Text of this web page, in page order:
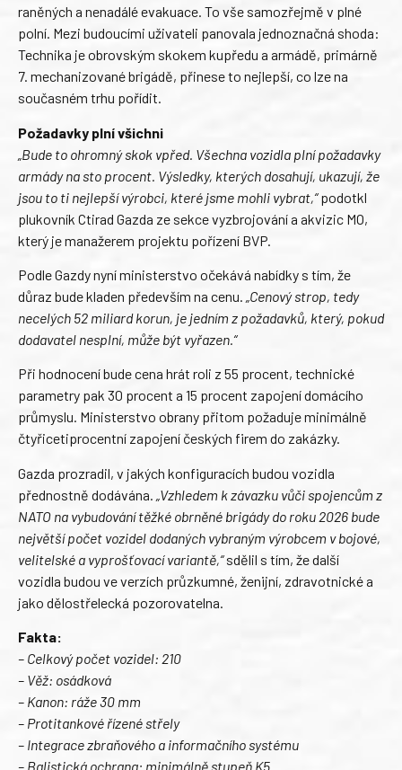
raněných a nenadálé evakuace. To vše samozřejmě v plné
polní. Mezi budoucími uživateli panovala jednoznačná shoda:
Technika je obrovským skokem kupředu a armádě, primárně
7. mechanizované brigádě, přinese to nejlepší, co lze na
současném trhu pořídit.
Požadavky plní všichni
„Bude to ohromný skok vpřed. Všechna vozidla plní požadavky
armády na sto procent. Výsledky, kterých dosahují, ukazují, že
jsou to ti nejlepší výrobci, které jsme mohli vybrat,“podotkl
plukovník Ctirad Gazda ze sekce vyzbrojování a akvizic MO,
který je manažerem projektu pořízení BVP.
Podle Gazdy nyní ministerstvo očekává nabídky s tím, že
důraz bude kladen především na cenu. „Cenový strop, tedy
necelých 52 miliard korun, je jedním z požadavků, který, pokud
dodavatel nesplní, může být vyřazen.“
Při hodnocení bude cena hrát roli z 55 procent, technické
parametry pak 30 procent a 15 procent zapojení domácího
průmyslu. Ministerstvo obrany přitom požaduje minimálně
čtyřicetiprocentní zapojení českých firem do zakázky.
Gazda prozradil, v jakých konfiguracích budou vozidla
přednostně dodávána.
„Vzhledem k závazku vůči spojencům z
NATO na vybudování těžké obrněné brigády do roku 2026 bude
největší počet vozidel dodaných vybraným výrobcem v bojové,
velitelské a vyprošťovací variantě,“sdělil s tím, že další
vozidla budou ve verzích průzkumné, ženijní, zdravotnické a
jako dělostřelecká pozorovatelna.
Fakta:
– Celkový počet vozidel: 210
– Věž: osádková
– Kanon: ráže 30 mm
– Protitankové řízené střely
– Integrace zbraňového a informačního systému
– Balistická ochrana: minimálně stupeň K5